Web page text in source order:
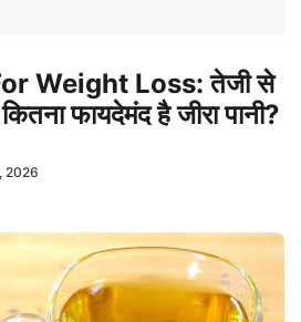
Weight Loss: तेजी से
फायदेमंद है जीरा पानी?
2026